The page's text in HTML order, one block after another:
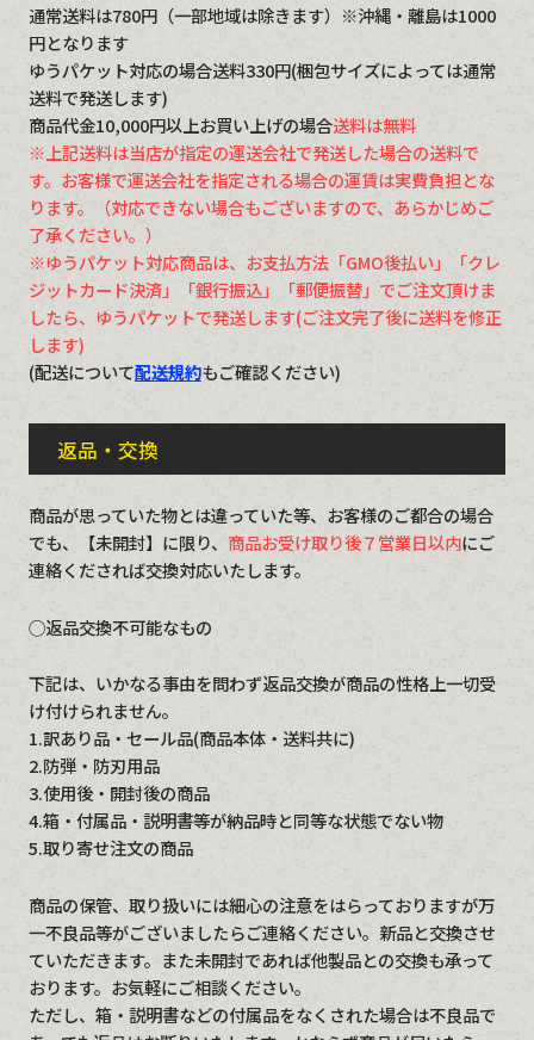
通常送料は780円（一部地域は除きます）※沖縄・離島は1000
円となります
ゆうパケット対応の場合送料330円(梱包サイズによっては通常
送料で発送します)
商品代金10,000円以上お買い上げの場合送料は無料
※上記送料は当店が指定の運送会社で発送した場合の送料で
す。お客様で運送会社を指定される場合の運賃は実費負担とな
ります。（対応できない場合もございますので、あらかじめご
了承ください。）
※ゆうパケット対応商品は、お支払方法「GMO後払い」「クレ
ジットカード決済」「銀行振込」「郵便振替」でご注文頂けま
したら、ゆうパケットで発送します(ご注文完了後に送料を修正
します)
(配送について配送規約もご確認ください)
返品・交換
商品が思っていた物とは違っていた等、お客様のご都合の場合
でも、【未開封】に限り、 商品お受け取り後７営業日以内にご
連絡くだされば交換対応いたします。
◯返品交換不可能なもの
下記は、いかなる事由を問わず返品交換が商品の性格上一切受
け付けられません。
1.訳あり品・セール品(商品本体・送料共に)
2.防弾・防刃用品
3.使用後・開封後の商品
4.箱・付属品・説明書等が納品時と同等な状態でない物
5.取り寄せ注文の商品
商品の保管、取り扱いには細心の注意をはらっておりますが万
一不良品等がございましたらご連絡ください。新品と交換させ
ていただきます。また未開封であれば他製品との交換も承って
おります。お気軽にご相談ください。
ただし、箱・説明書などの付属品をなくされた場合は不良品で